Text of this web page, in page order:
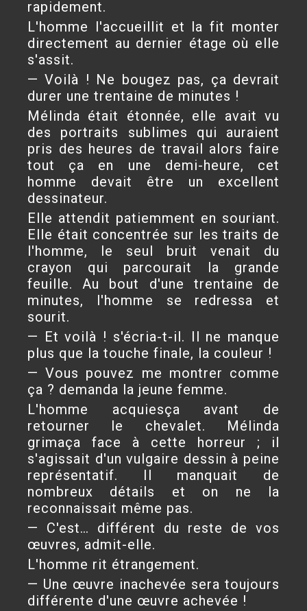
rapidement.
L'homme l'accueillit et la fit monter
directement au dernier étage où elle
s'assit.
— Voilà ! Ne bougez pas, ça devrait
durer une trentaine de minutes !
Mélinda était étonnée, elle avait vu
des portraits sublimes qui auraient
pris des heures de travail alors faire
tout ça en une demi-heure, cet
homme devait être un excellent
dessinateur.
Elle attendit patiemment en souriant.
Elle était concentrée sur les traits de
l'homme, le seul bruit venait du
crayon qui parcourait la grande
feuille. Au bout d'une trentaine de
minutes, l'homme se redressa et
sourit.
— Et voilà ! s'écria-t-il. Il ne manque
plus que la touche finale, la couleur !
— Vous pouvez me montrer comme
ça ? demanda la jeune femme.
L'homme acquiesça avant de
retourner le chevalet. Mélinda
grimaça face à cette horreur ; il
s'agissait d'un vulgaire dessin à peine
représentatif. Il manquait de
nombreux détails et on ne la
reconnaissait même pas.
— C'est… différent du reste de vos
œuvres, admit-elle.
L'homme rit étrangement.
— Une œuvre inachevée sera toujours
différente d'une œuvre achevée !